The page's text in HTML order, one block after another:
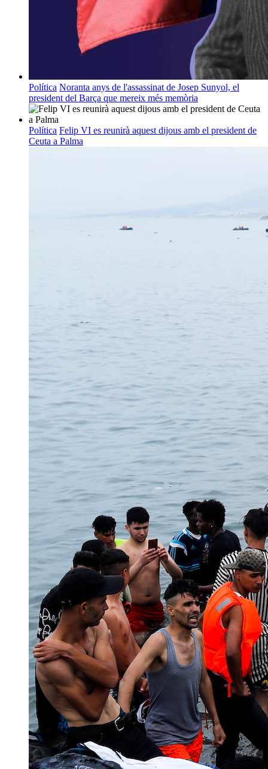
Política Noranta anys de l'assassinat de Josep Sunyol, el
president del Barça que mereix més memòria
Política Felip VI es reunirà aquest dijous amb el president de
Ceuta a Palma